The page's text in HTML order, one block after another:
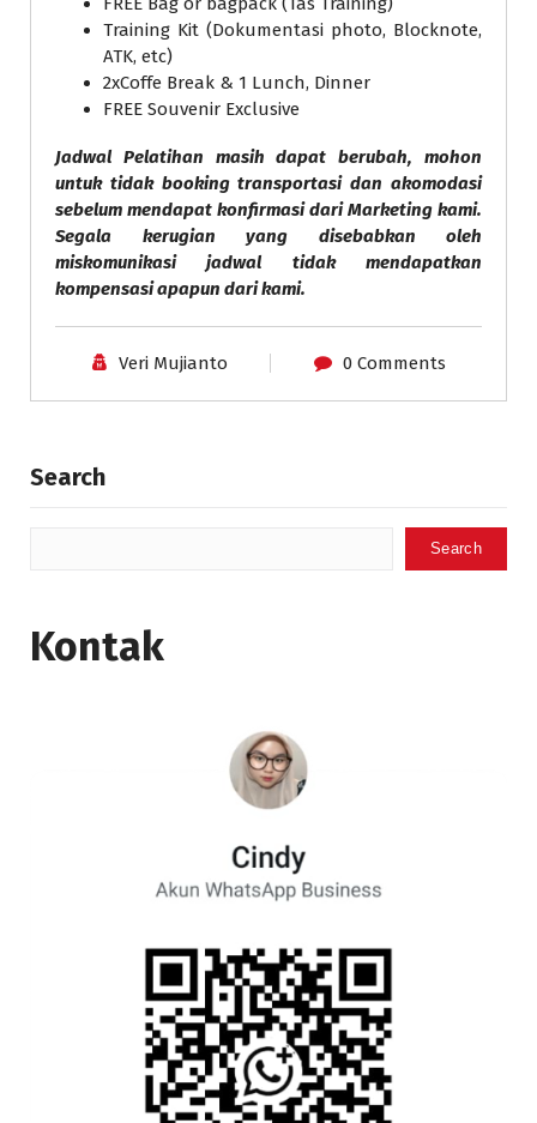
Training Kit (Dokumentasi photo, Blocknote,
ATK, etc)
2xCoffe Break & 1 Lunch, Dinner
FREE Souvenir Exclusive
Jadwal Pelatihan masih dapat berubah, mohon
untuk tidak booking transportasi dan akomodasi
sebelum mendapat konfirmasi dari Marketing kami.
Segala kerugian yang disebabkan oleh
miskomunikasi jadwal tidak mendapatkan
kompensasi apapun dari kami.
Veri Mujianto 0 Comments
Search
Search
Kontak